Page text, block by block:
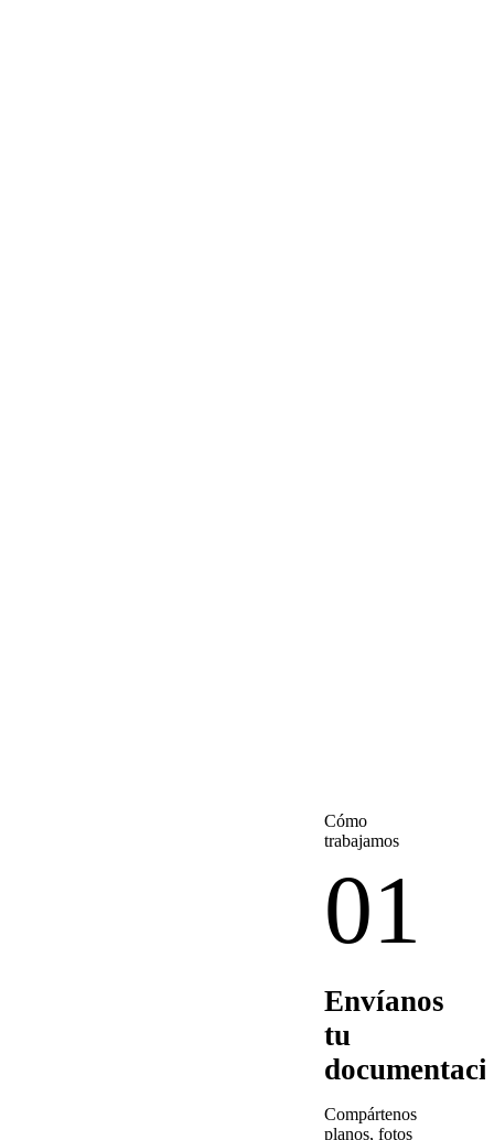
Cómo
trabajamos
01
Envíanos
tu
Compártenos
planos, fotos